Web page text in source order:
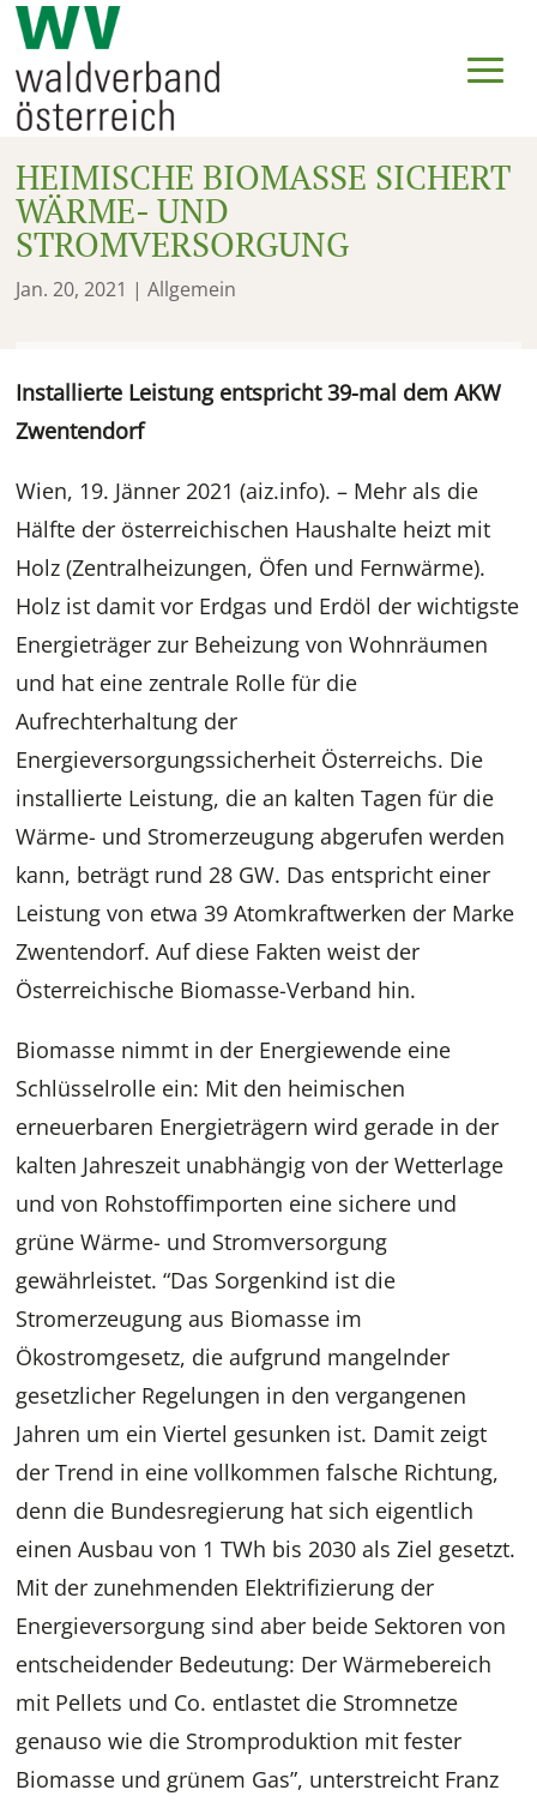
HEIMISCHE BIOMASSE SICHERT
WÄRME- UND
STROMVERSORGUNG
Jan. 20, 2021 | Allgemein
Installierte Leistung entspricht 39-mal dem AKW
Zwentendorf
Wien, 19. Jänner 2021 (aiz.info). – Mehr als die
Hälfte der österreichischen Haushalte heizt mit
Holz (Zentralheizungen, Öfen und Fernwärme).
Holz ist damit vor Erdgas und Erdöl der wichtigste
Energieträger zur Beheizung von Wohnräumen
und hat eine zentrale Rolle für die
Aufrechterhaltung der
Energieversorgungssicherheit Österreichs. Die
installierte Leistung, die an kalten Tagen für die
Wärme- und Stromerzeugung abgerufen werden
kann, beträgt rund 28 GW. Das entspricht einer
Leistung von etwa 39 Atomkraftwerken der Marke
Zwentendorf. Auf diese Fakten weist der
Österreichische Biomasse-Verband hin.
Biomasse nimmt in der Energiewende eine
Schlüsselrolle ein: Mit den heimischen
erneuerbaren Energieträgern wird gerade in der
kalten Jahreszeit unabhängig von der Wetterlage
und von Rohstoffimporten eine sichere und
grüne Wärme- und Stromversorgung
gewährleistet. “Das Sorgenkind ist die
Stromerzeugung aus Biomasse im
Ökostromgesetz, die aufgrund mangelnder
gesetzlicher Regelungen in den vergangenen
Jahren um ein Viertel gesunken ist. Damit zeigt
der Trend in eine vollkommen falsche Richtung,
denn die Bundesregierung hat sich eigentlich
einen Ausbau von 1 TWh bis 2030 als Ziel gesetzt.
Mit der zunehmenden Elektrifizierung der
Energieversorgung sind aber beide Sektoren von
entscheidender Bedeutung: Der Wärmebereich
mit Pellets und Co. entlastet die Stromnetze
genauso wie die Stromproduktion mit fester
Biomasse und grünem Gas”, unterstreicht Franz